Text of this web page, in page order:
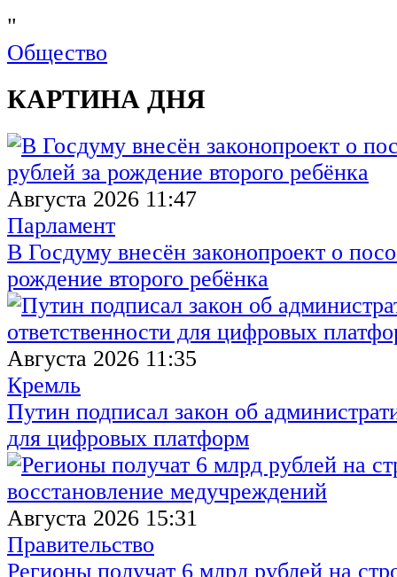
"
Общество
КАРТИНА ДНЯ
Августа 2026 11:47
Парламент
В Госдуму внесён законопроект о
рождение второго ребёнка
Августа 2026 11:35
Кремль
Путин подписал закон об
для цифровых платформ
Августа 2026 15:31
Правительство
Регионы получат 6 млрд рублей на